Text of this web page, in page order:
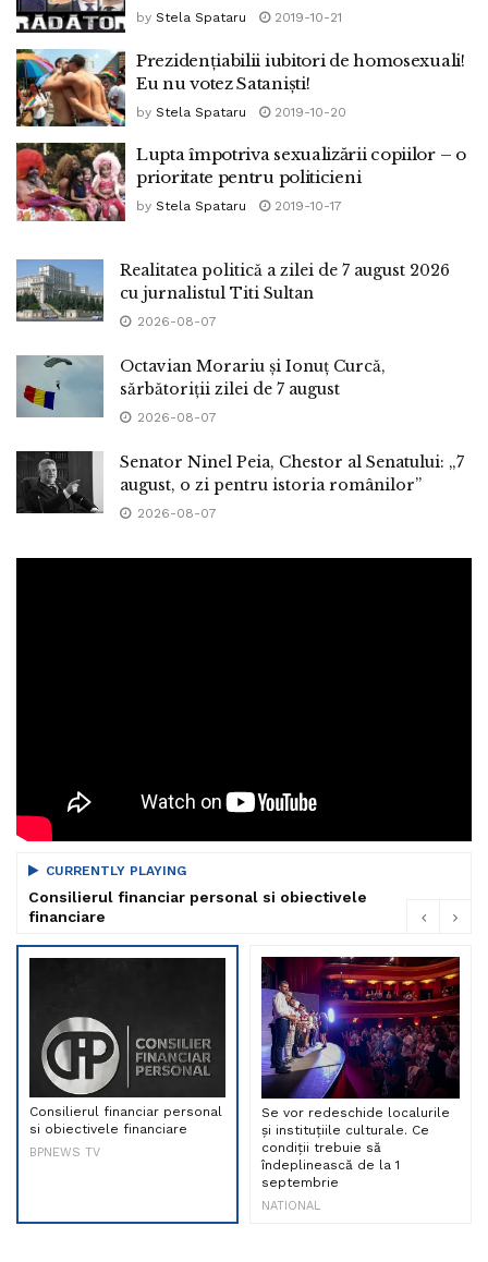
by Stela Spataru 2019-10-21
Prezidențiabilii iubitori de homosexuali!
Eu nu votez Sataniști!
by Stela Spataru 2019-10-20
Lupta împotriva sexualizării copiilor – o
prioritate pentru politicieni
by Stela Spataru 2019-10-17
Realitatea politică a zilei de 7 august 2026
cu jurnalistul Titi Sultan
2026-08-07
Octavian Morariu și Ionuț Curcă,
sărbătoriții zilei de 7 august
2026-08-07
Senator Ninel Peia, Chestor al Senatului: „7
august, o zi pentru istoria românilor”
2026-08-07
CURRENTLY PLAYING
Consilierul financiar personal si obiectivele
financiare
Consilierul financiar personal
si obiectivele financiare
BPNEWS TV
Se vor redeschide localurile
și instituțiile culturale. Ce
condiții trebuie să
îndeplinească de la 1
septembrie
NATIONAL